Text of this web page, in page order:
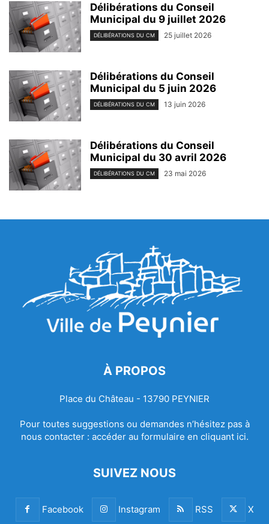
Délibérations du Conseil
Municipal du 9 juillet 2026
DÉLIBÉRATIONS DU CM 25 juillet 2026
Délibérations du Conseil
Municipal du 5 juin 2026
DÉLIBÉRATIONS DU CM 13 juin 2026
Délibérations du Conseil
Municipal du 30 avril 2026
DÉLIBÉRATIONS DU CM 23 mai 2026
À PROPOS
Place du Château - 13790 PEYNIER
Pour toutes suggestions ou demandes n’hésitez pas à
nous contacter : accéder au formulaire en cliquant ici.
SUIVEZ NOUS
Facebook Instagram RSS X